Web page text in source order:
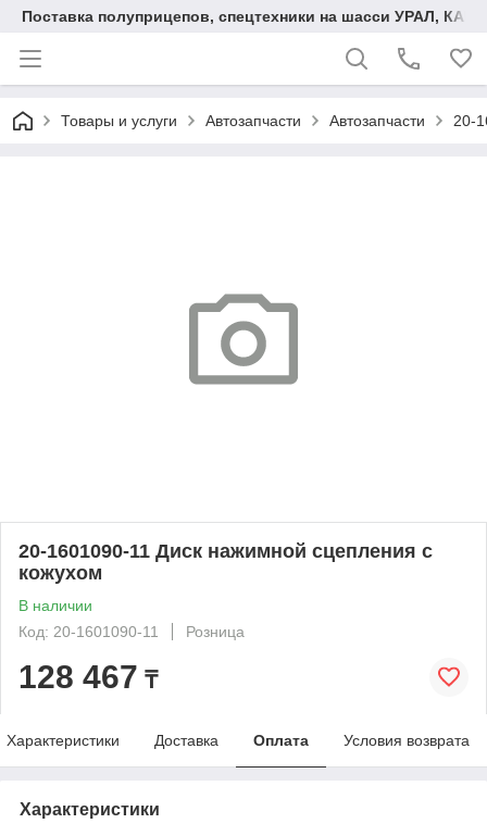
Поставка полуприцепов, спецтехники на шасси УРАЛ,
Товары и услуги Автозапчасти Автозапчасти 20-
20-1601090-11 Диск нажимной сцепления с
кожухом
В наличии
Код: 20-1601090-11
Розница
128 467 ₸
Характеристики Доставка Оплата Условия возврата
Характеристики